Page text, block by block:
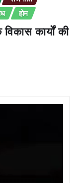
होम
कार्यों की